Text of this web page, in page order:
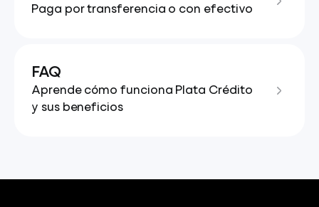
Paga por transferencia o con efectivo
FAQ
Aprende cómo funciona Plata Crédito
y sus beneficios